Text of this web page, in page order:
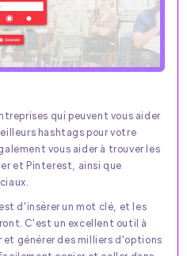
qui peuvent vous aider
hashtags pour votre
vous aider à trouver les
et Pinterest, ainsi que
d'insérer un mot clé, et les
C'est un excellent outil à
et générer des milliers d'options